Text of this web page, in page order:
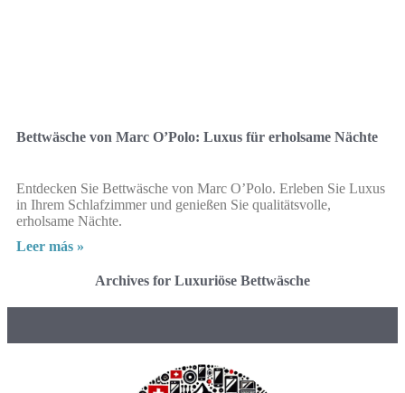
Bettwäsche von Marc O’Polo: Luxus für erholsame Nächte
Entdecken Sie Bettwäsche von Marc O’Polo. Erleben Sie Luxus
in Ihrem Schlafzimmer und genießen Sie qualitätsvolle,
erholsame Nächte.
Leer más »
Archives for Luxuriöse Bettwäsche